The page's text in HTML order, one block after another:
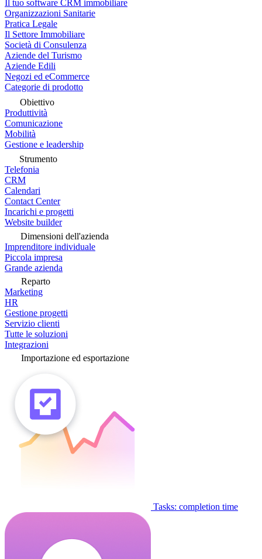
Il tuo software CRM immobiliare
Organizzazioni Sanitarie
Pratica Legale
Il Settore Immobiliare
Società di Consulenza
Aziende del Turismo
Aziende Edili
Negozi ed eCommerce
Categorie di prodotto
Obiettivo
Produttività
Comunicazione
Mobilità
Gestione e leadership
Strumento
Telefonia
CRM
Calendari
Contact Center
Incarichi e progetti
Website builder
Dimensioni dell'azienda
Imprenditore individuale
Piccola impresa
Grande azienda
Reparto
Marketing
HR
Gestione progetti
Servizio clienti
Tutte le soluzioni
Integrazioni
Importazione ed esportazione
Tasks: completion time